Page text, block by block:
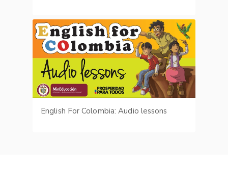
English For Colombia: Audio lessons